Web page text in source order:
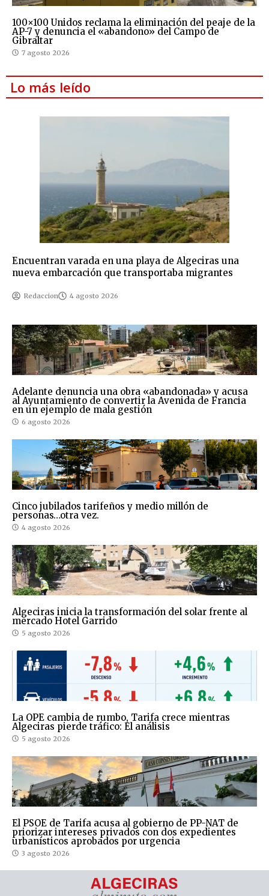
100×100 Unidos reclama la eliminación del peaje de la
AP-7 y denuncia el «abandono» del Campo de
Gibraltar
7 agosto 2026
Lo más leído
Encuentran varada en una playa de Algeciras una
nueva embarcación que transportaba migrantes
Redaccion 4 agosto 2026
Adelante denuncia una obra «abandonada» y acusa
al Ayuntamiento de convertir la Avenida de Francia
en un ejemplo de mala gestión
6 agosto 2026
Cinco jubilados tarifeños y medio millón de
personas…otra vez.
4 agosto 2026
Algeciras inicia la transformación del solar frente al
mercado Hotel Garrido
5 agosto 2026
La OPE cambia de rumbo, Tarifa crece mientras
Algeciras pierde tráfico: El análisis
5 agosto 2026
El PSOE de Tarifa acusa al gobierno de PP-NAT de
priorizar intereses privados con dos expedientes
urbanísticos aprobados por urgencia
3 agosto 2026